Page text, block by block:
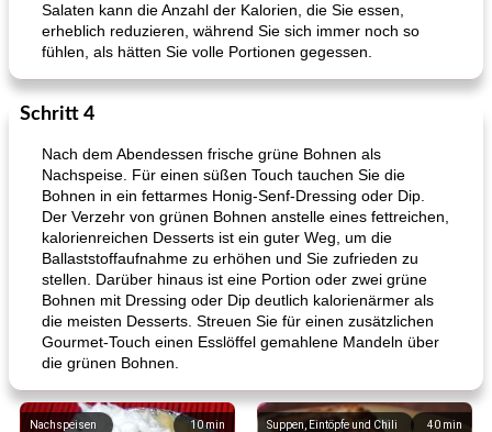
Salaten kann die Anzahl der Kalorien, die Sie essen,
erheblich reduzieren, während Sie sich immer noch so
fühlen, als hätten Sie volle Portionen gegessen.
Schritt 4
Nach dem Abendessen frische grüne Bohnen als
Nachspeise. Für einen süßen Touch tauchen Sie die
Bohnen in ein fettarmes Honig-Senf-Dressing oder Dip.
Der Verzehr von grünen Bohnen anstelle eines fettreichen,
kalorienreichen Desserts ist ein guter Weg, um die
Ballaststoffaufnahme zu erhöhen und Sie zufrieden zu
stellen. Darüber hinaus ist eine Portion oder zwei grüne
Bohnen mit Dressing oder Dip deutlich kalorienärmer als
die meisten Desserts. Streuen Sie für einen zusätzlichen
Gourmet-Touch einen Esslöffel gemahlene Mandeln über
die grünen Bohnen.
10min
Nachspeisen 40 min
Suppen, Eintöpfe und Chili